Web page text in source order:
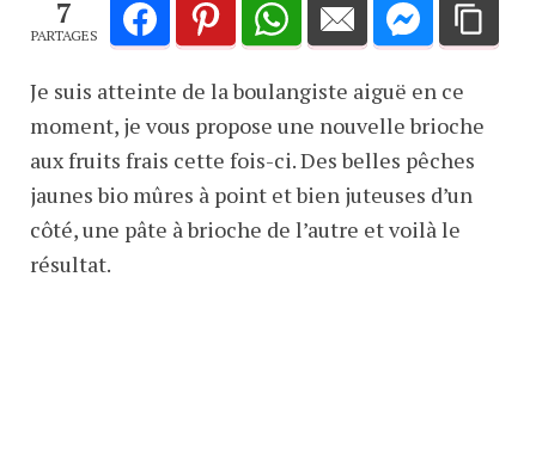
7
PARTAGES
Je suis atteinte de la boulangiste aiguë en ce
moment, je vous propose une nouvelle brioche
aux fruits frais cette fois-ci. Des belles pêches
jaunes bio mûres à point et bien juteuses d’un
côté, une pâte à brioche de l’autre et voilà le
résultat.